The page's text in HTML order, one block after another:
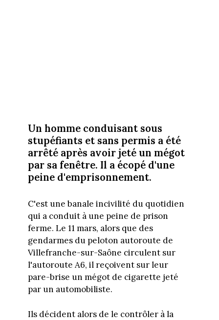
Un homme conduisant sous
stupéfiants et sans permis a été
arrêté après avoir jeté un mégot
par sa fenêtre. Il a écopé d'une
peine d'emprisonnement.
C'est une banale incivilité du quotidien
qui a conduit à une peine de prison
ferme. Le 11 mars, alors que des
gendarmes du peloton autoroute de
Villefranche-sur-Saône circulent sur
l'autoroute A6, il reçoivent sur leur
pare-brise un mégot de cigarette jeté
par un automobiliste.
Ils décident alors de le contrôler à la